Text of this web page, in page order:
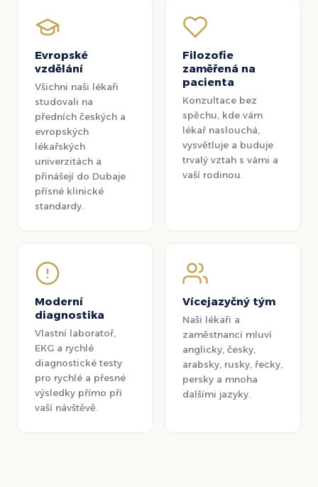
Evropské
vzdělání
Všichni naši lékaři
studovali na
předních českých a
evropských
lékařských
univerzitách a
přinášejí do Dubaje
přísné klinické
standardy.
Filozofie
zaměřená na
pacienta
Konzultace bez
spěchu, kde vám
lékař naslouchá,
vysvětluje a buduje
trvalý vztah s vámi a
vaší rodinou.
Moderní
diagnostika
Vlastní laboratoř,
EKG a rychlé
diagnostické testy
pro rychlé a přesné
výsledky přímo při
vaší návštěvě.
Vícejazyčný tým
Naši lékaři a
zaměstnanci mluví
anglicky, česky,
arabsky, rusky, řecky,
persky a mnoha
dalšími jazyky.